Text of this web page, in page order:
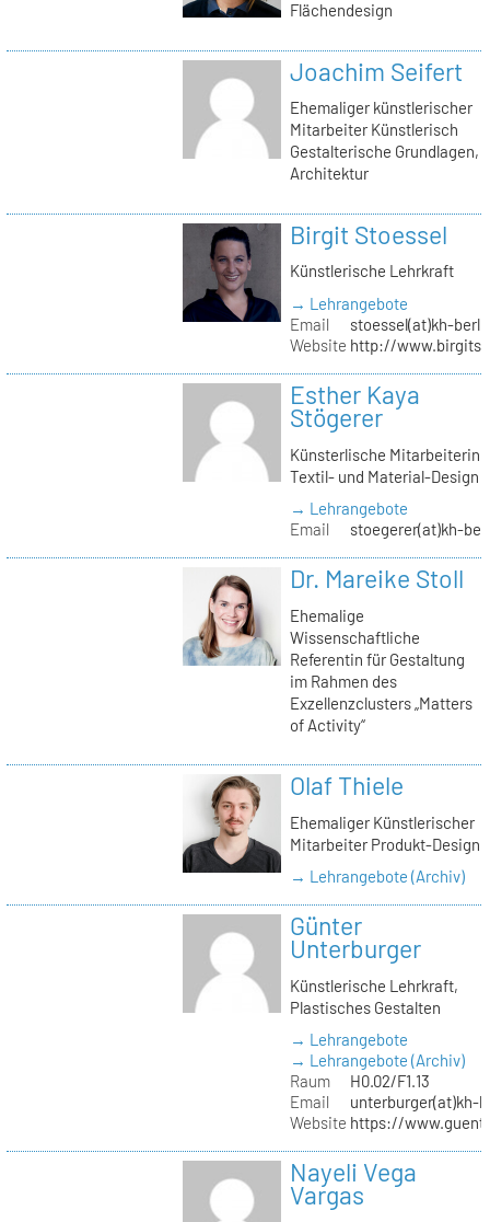
Flächendesign
Joachim Seifert
Ehemaliger künstlerischer
Mitarbeiter Künstlerisch
Gestalterische Grundlagen,
Architektur
Birgit Stoessel
Künstlerische Lehrkraft
→ Lehrangebote
Email
stoessel(at)kh-
Website http://
Esther Kaya
Stögerer
Künsterlische Mitarbeiterin
Textil- und Material-Design
→ Lehrangebote
Email
stoegerer(at)kh-
Dr. Mareike Stoll
Ehemalige
Wissenschaftliche
Referentin für Gestaltung
im Rahmen des
Exzellenzclusters „Matters
of Activity“
Olaf Thiele
Ehemaliger Künstlerischer
Mitarbeiter Produkt-Design
→ Lehrangebote (Archiv)
Günter
Unterburger
Künstlerische Lehrkraft,
Plastisches Gestalten
→ Lehrangebote
→ Lehrangebote (Archiv)
Raum
H0.02/F1.13
Email
unterburger(at)kh-
Website https://
Nayeli Vega
Vargas